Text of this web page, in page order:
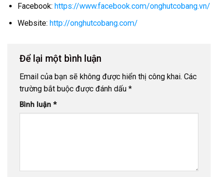
Facebook: https://www.facebook.com/onghutcobang.vn/
Website: http://onghutcobang.com/
Để lại một bình luận
Email của bạn sẽ không được hiển thị công khai. Các
trường bắt buộc được đánh dấu *
Bình luận *